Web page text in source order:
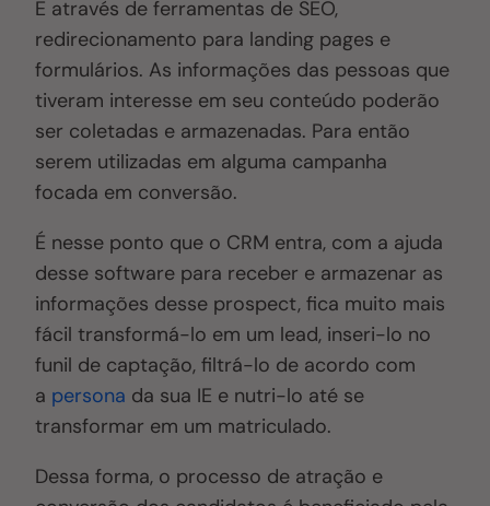
E através de ferramentas de SEO,
redirecionamento para landing pages e
formulários. As informações das pessoas que
tiveram interesse em seu conteúdo poderão
ser coletadas e armazenadas. Para então
serem utilizadas em alguma campanha
focada em conversão.
É nesse ponto que o CRM entra, com a ajuda
desse software para receber e armazenar as
informações desse prospect, fica muito mais
fácil transformá-lo em um lead, inseri-lo no
funil de captação, filtrá-lo de acordo com
a persona da sua IE e nutri-lo até se
transformar em um matriculado.
Dessa forma, o processo de atração e